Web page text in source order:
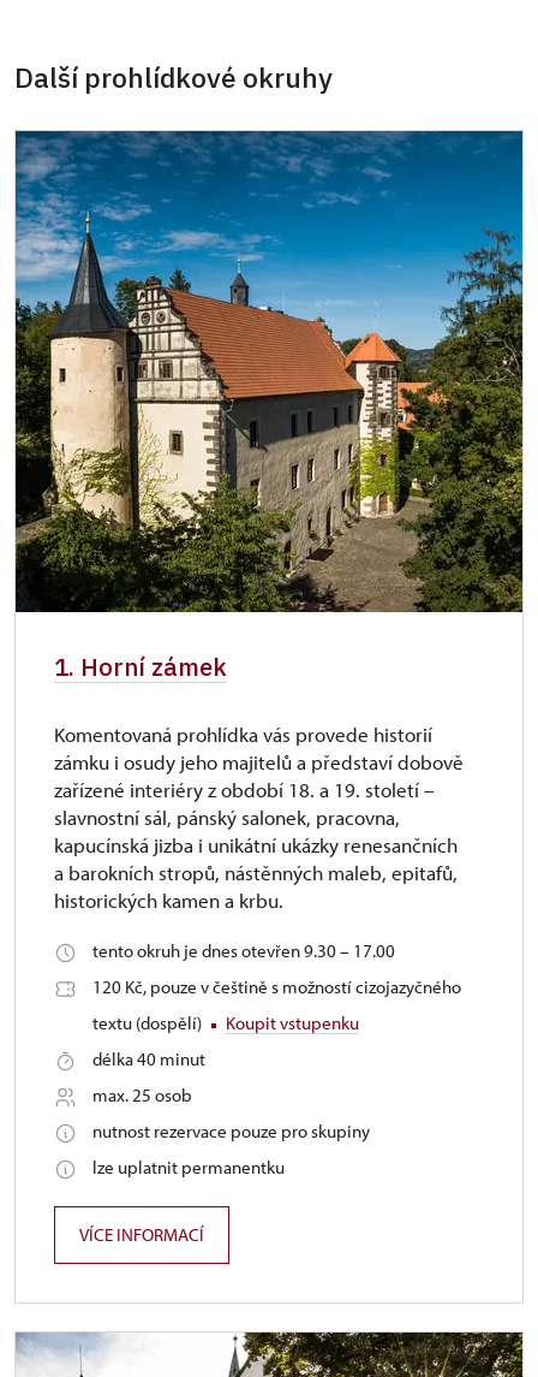
příslušníci)
* Platí pouze pro jednu osobu (držitele
průkazu)
Další prohlídkové okruhy
1. Horní zámek
Komentovaná prohlídka vás provede historií
zámku i osudy jeho majitelů a představí dobově
zařízené interiéry z období 18. a 19. století –
slavnostní sál, pánský salonek, pracovna,
kapucínská jizba i unikátní ukázky renesančních
a barokních stropů, nástěnných maleb, epitafů,
historických kamen a krbu.
tento okruh je dnes otevřen 9.30 – 17.00
120 Kč, pouze v češtině s možností cizojazyčného
textu (dospělí)
Koupit vstupenku
délka 40 minut
max. 25 osob
nutnost rezervace pouze pro skupiny
lze uplatnit permanentku
VÍCE INFORMACÍ